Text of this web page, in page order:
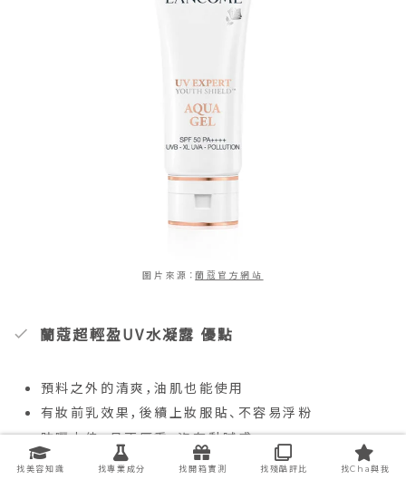
圖片來源：蘭蔻官方網站
蘭蔻超輕盈UV水凝露 優點
預料之外的清爽，油肌也能使用
有妝前乳效果，後續上妝服貼、不容易浮粉
防曬力佳，且不厚重，沒有黏膩感
找美容知識 找專業成分 找開箱實測 找殘酷評比 找Cha與我